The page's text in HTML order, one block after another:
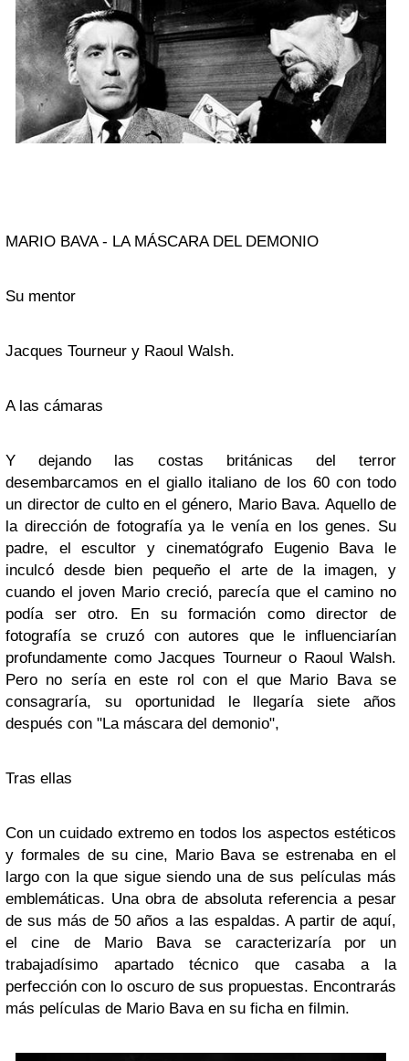
MARIO BAVA - LA MÁSCARA DEL DEMONIO
Su mentor
Jacques Tourneur y Raoul Walsh.
A las cámaras
Y dejando las costas británicas del terror
desembarcamos en el giallo italiano de los 60 con todo
un director de culto en el género, Mario Bava. Aquello de
la dirección de fotografía ya le venía en los genes. Su
padre, el escultor y cinematógrafo Eugenio Bava le
inculcó desde bien pequeño el arte de la imagen, y
cuando el joven Mario creció, parecía que el camino no
podía ser otro. En su formación como director de
fotografía se cruzó con autores que le influenciarían
profundamente como Jacques Tourneuro Raoul Walsh.
Pero no sería en este rol con el que Mario Bava se
consagraría, su oportunidad le llegaría siete años
después con "La máscara del demonio",
Tras ellas
Con un cuidado extremo en todos los aspectos estéticos
y formales de su cine, Mario Bava se estrenaba en el
largo con la que sigue siendo una de sus películas más
emblemáticas. Una obra de absoluta referencia a pesar
de sus más de 50 años a las espaldas. A partir de aquí,
el cine deMario Bavase caracterizaría por un
trabajadísimo apartado técnico que casaba a la
perfección con lo oscuro de sus propuestas. Encontrarás
más películas de Mario Bava en su ficha en filmin.